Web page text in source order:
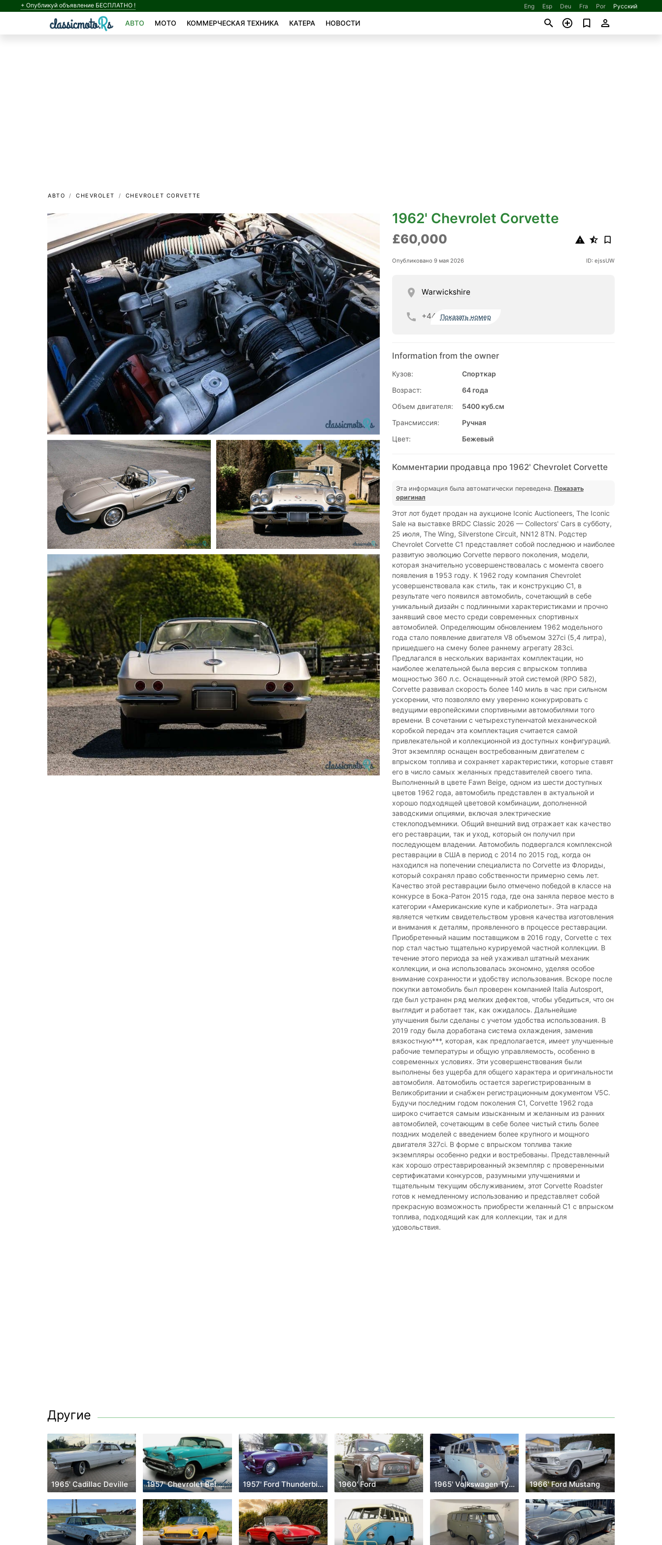
+ Опубликуй объявление БЕСПЛАТНО ! Eng Esp Deu Fra Por Русский
АВТО МОТО КОММЕРЧЕСКАЯ ТЕХНИКА КАТЕРА НОВОСТИ
АВТО CHEVROLET CHEVROLET CORVETTE
1962' Chevrolet Corvette
£60,000
Опубликовано 9 мая 2026 ID: ejssUW
Warwickshire
+44 Показать номер
Information from the owner
Кузов:
Спорткар
Возраст:
64 года
Объем двигателя:
5400 куб.см
Трансмиссия:
Ручная
Цвет:
Бежевый
Комментарии продавца про 1962' Chevrolet Corvette
Эта информация была автоматически переведена. Показать
оригинал
Этот лот будет продан на аукционе Iconic Auctioneers, The Iconic
Sale на выставке BRDC Classic 2026 — Collectors' Cars в субботу,
25 июля, The Wing, Silverstone Circuit, NN12 8TN. Родстер
Chevrolet Corvette C1 представляет собой последнюю и наиболее
развитую эволюцию Corvette первого поколения, модели,
которая значительно усовершенствовалась с момента своего
появления в 1953 году. К 1962 году компания Chevrolet
усовершенствовала как стиль, так и конструкцию C1, в
результате чего появился автомобиль, сочетающий в себе
уникальный дизайн с подлинными характеристиками и прочно
занявший свое место среди современных спортивных
автомобилей. Определяющим обновлением 1962 модельного
года стало появление двигателя V8 объемом 327ci (5,4 литра),
пришедшего на смену более раннему агрегату 283ci.
Предлагался в нескольких вариантах комплектации, но
наиболее желательной была версия с впрыском топлива
мощностью 360 л.с. Оснащенный этой системой (RPO 582),
Corvette развивал скорость более 140 миль в час при сильном
ускорении, что позволяло ему уверенно конкурировать с
ведущими европейскими спортивными автомобилями того
времени. В сочетании с четырехступенчатой ​​механической
коробкой передач эта комплектация считается самой
привлекательной и коллекционной из доступных конфигураций.
Этот экземпляр оснащен востребованным двигателем с
впрыском топлива и сохраняет характеристики, которые ставят
его в число самых желанных представителей своего типа.
Выполненный в цвете Fawn Beige, одном из шести доступных
цветов 1962 года, автомобиль представлен в актуальной и
хорошо подходящей цветовой комбинации, дополненной
заводскими опциями, включая электрические
стеклоподъемники. Общий внешний вид отражает как качество
его реставрации, так и уход, который он получил при
последующем владении. Автомобиль подвергался комплексной
реставрации в США в период с 2014 по 2015 год, когда он
находился на попечении специалиста по Corvette из Флориды,
который сохранял право собственности примерно семь лет.
Качество этой реставрации было отмечено победой в классе на
конкурсе в Бока-Ратон 2015 года, где она заняла первое место в
категории «Американские купе и кабриолеты». Эта награда
является четким свидетельством уровня качества изготовления
и внимания к деталям, проявленного в процессе реставрации.
Приобретенный нашим поставщиком в 2016 году, Corvette с тех
пор стал частью тщательно курируемой частной коллекции. В
течение этого периода за ней ухаживал штатный механик
коллекции, и она использовалась экономно, уделяя особое
внимание сохранности и удобству использования. Вскоре после
покупки автомобиль был проверен компанией Italia Autosport,
где был устранен ряд мелких дефектов, чтобы убедиться, что он
выглядит и работает так, как ожидалось. Дальнейшие
улучшения были сделаны с учетом удобства использования. В
2019 году была доработана система охлаждения, заменив
вязкостную***, которая, как предполагается, имеет улучшенные
рабочие температуры и общую управляемость, особенно в
современных условиях. Эти усовершенствования были
выполнены без ущерба для общего характера и оригинальности
автомобиля. Автомобиль остается зарегистрированным в
Великобритании и снабжен регистрационным документом V5C.
Будучи последним годом поколения C1, Corvette 1962 года
широко считается самым изысканным и желанным из ранних
автомобилей, сочетающим в себе более чистый стиль более
поздних моделей с введением более крупного и мощного
двигателя 327ci. В форме с впрыском топлива такие
экземпляры особенно редки и востребованы. Представленный
как хорошо отреставрированный экземпляр с проверенными
сертификатами конкурсов, разумными улучшениями и
тщательным текущим обслуживанием, этот Corvette Roadster
готов к немедленному использованию и представляет собой
прекрасную возможность приобрести желанный C1 с впрыском
топлива, подходящий как для коллекции, так и для
удовольствия.
Другие
1965' Cadillac Deville 1957' Chevrolet Bel Air 1957' Ford Thunderbird 1960' Ford 1965' Volkswagen Type 2 1966' Ford Mustang